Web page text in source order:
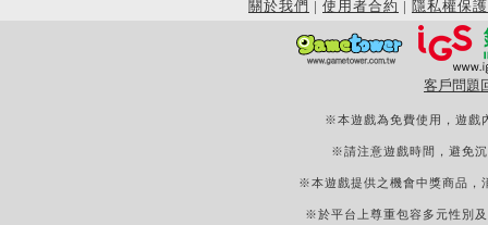
關於我們 | 使用者合約 | 隱私權保護
客戶問題
※本遊戲為免費使用，遊戲
※請注意遊戲時間，避免
※本遊戲提供之機會中獎商品，
※於平台上尊重包容多元性別